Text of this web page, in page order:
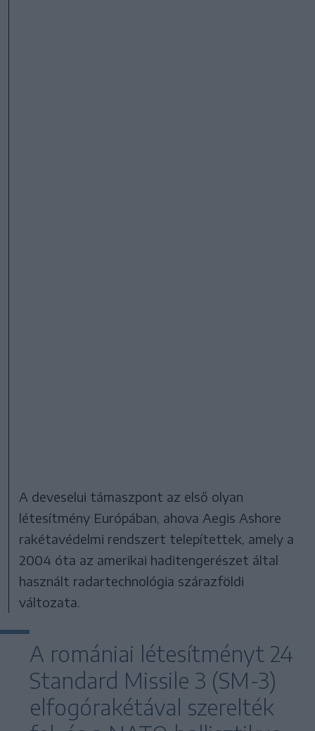
A deveselui támaszpont az első olyan
létesítmény Európában, ahova Aegis Ashore
rakétavédelmi rendszert telepítettek, amely a
2004 óta az amerikai haditengerészet által
használt radartechnológia szárazföldi
változata.
A romániai létesítményt 24
Standard Missile 3 (SM-3)
elfogórakétával szerelték